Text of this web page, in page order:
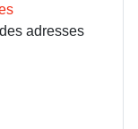
adresses